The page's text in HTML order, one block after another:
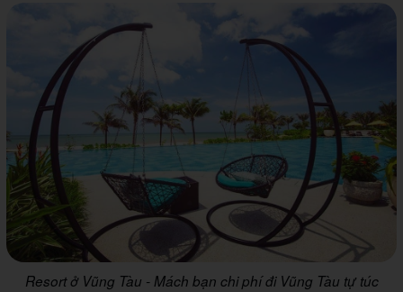
Resort ở Vũng Tàu - Mách bạn chi phí đi Vũng Tàu tự túc